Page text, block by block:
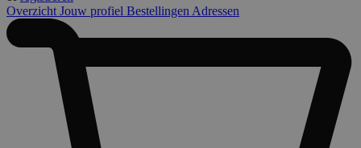
Overzicht Jouw profiel Bestellingen Adressen